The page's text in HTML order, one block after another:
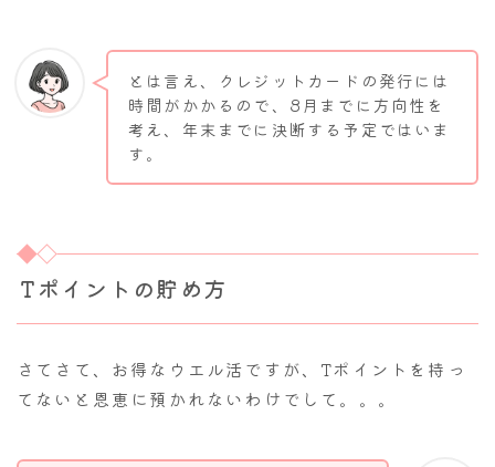
とは言え、クレジットカードの発行には
時間がかかるので、8月までに方向性を
考え、年末までに決断する予定ではいま
す。
Tポイントの貯め方
さてさて、お得なウエル活ですが、Tポイントを持っ
てないと恩恵に預かれないわけでして。。。